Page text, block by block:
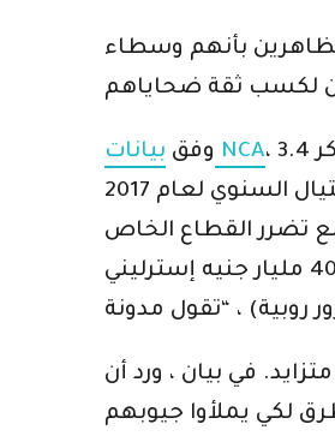
بأنهم وسطاء
وفق بيانات NCA، 3.4 مليون حادثة احتيال تم تسجيلها في المملكة المتحدة في 2016-2017. ومع ذلك ، يذكر NCA أنه تم الإبلاغ فعليًا عن 20
بالمائة فقط من حالات الاحتيال ، وبالتالي من المحتمل أن يكون الرقم الحقيقي أعلى من ذلك بكثير. “يقدر مؤشر الاحتيال السنوي لعام 2017
(حوالي 19،45،153 كرور روبية) كل عام ، مع تضرر القطاع الخاص
بشكل أكبر ، حيث خسر حوالي 140 مليار جنيه إسترليني (حوالي 14،33،527 كرور روبية) . قد يخسر القطاع العام أكثر من 40 مليار جنيه إسترليني
في بيان ، ورد أن